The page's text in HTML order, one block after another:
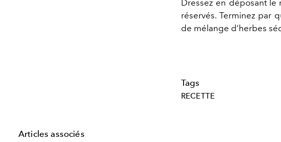
Dressez en déposant
réservés. Terminez par
de mélange d’herbes
Tags
RECETTE
Articles associés